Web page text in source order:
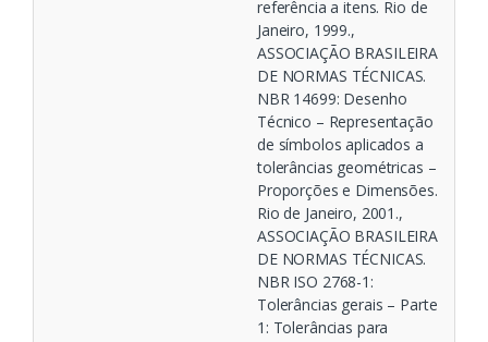
referência a itens. Rio de
Janeiro, 1999.,
ASSOCIAÇÃO BRASILEIRA
DE NORMAS TÉCNICAS.
NBR 14699: Desenho
Técnico – Representação
de símbolos aplicados a
tolerâncias geométricas –
Proporções e Dimensões.
Rio de Janeiro, 2001.,
ASSOCIAÇÃO BRASILEIRA
DE NORMAS TÉCNICAS.
NBR ISO 2768-1:
Tolerâncias gerais – Parte
1: Tolerâncias para